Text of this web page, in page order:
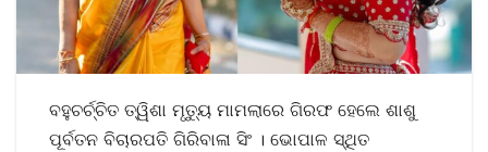
ବହୁଚର୍ଚ୍ଚିତ ତ୍ୱିଶା ମୃତ୍ୟୁ ମାମଲାରେ ଗିରଫ ହେଲେ ଶାଶୁ
ପୂର୍ବତନ ବିଚାରପତି ଗିରିବାଳା ସିଂ । ଭୋପାଳ ସ୍ଥିତ